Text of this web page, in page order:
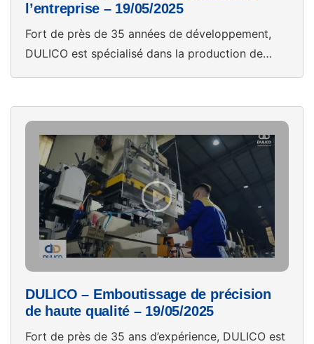
l’entreprise – 19/05/2025
Fort de près de 35 années de développement,
DULICO est spécialisé dans la production de
trois usines totalisant 24 000 m², avec une
capacité annuelle de 2 000 tonnes de matériaux
en cuivre et 60 […]
DULICO – Emboutissage de précision
de haute qualité – 19/05/2025
Fort de près de 35 ans d’expérience, DULICO est